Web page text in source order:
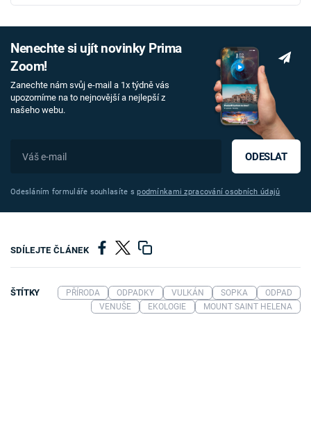
Nenechte si ujít novinky Prima
Zoom!
Zanechte nám svůj e-mail a 1x týdně vás
upozorníme na to nejnovější a nejlepší z
našeho webu.
ODESLAT
Odesláním formuláře souhlasíte spodmínkami zpracování osobních údajů
SDÍLEJTE ČLÁNEK
ŠTÍTKY PŘÍRODA ODPADKY VULKÁN SOPKA
ODPAD
VENUŠE
EKOLOGIE MOUNT SAINT HELENA